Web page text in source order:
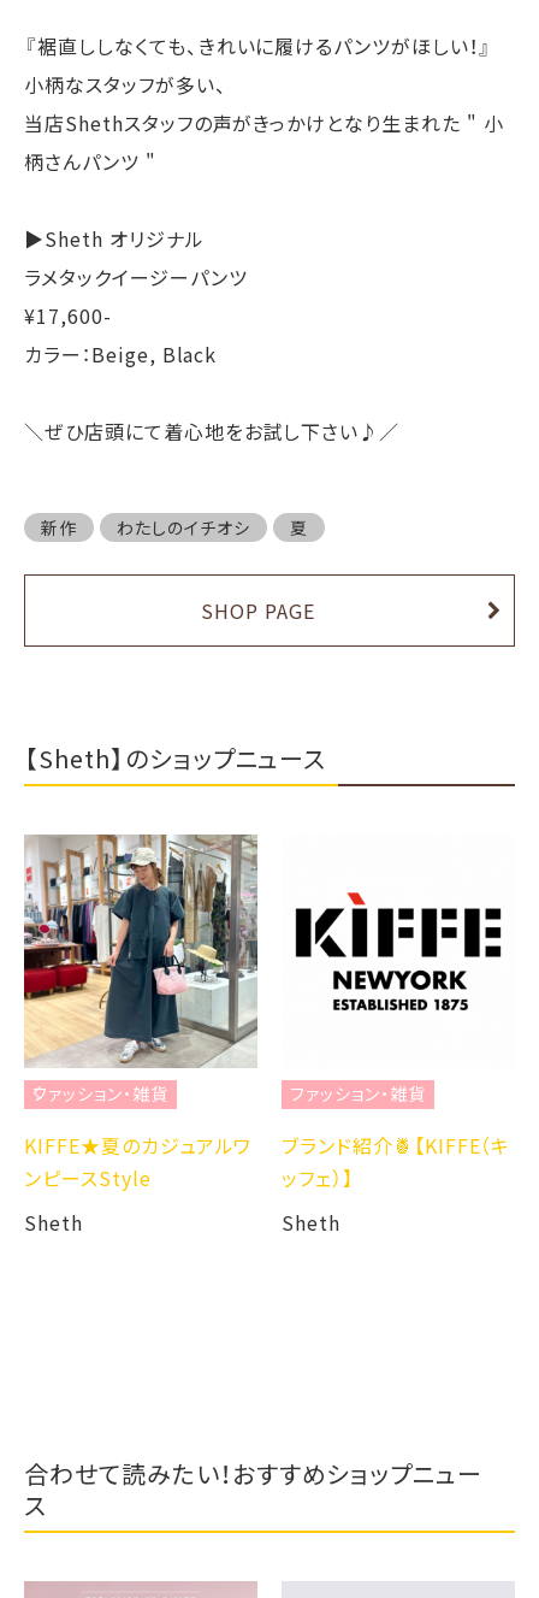
『裾直ししなくても、きれいに履けるパンツがほしい！』
小柄なスタッフが多い、
当店Shethスタッフの声がきっかけとなり生まれた " 小
柄さんパンツ "
▶︎Sheth オリジナル
ラメタックイージーパンツ
¥17,600-
カラー：Beige, Black
＼ぜひ店頭にて着心地をお試し下さい♪／
新作 わたしのイチオシ 夏
SHOP PAGE
【Sheth】のショップニュース
ファッション・雑貨
KIFFE★夏のカジュアルワ
ンピースStyle
Sheth
ファッション・雑貨
ブランド紹介🍍【KIFFE（キ
ッフェ）】
Sheth
合わせて読みたい！おすすめショップニュー
ス